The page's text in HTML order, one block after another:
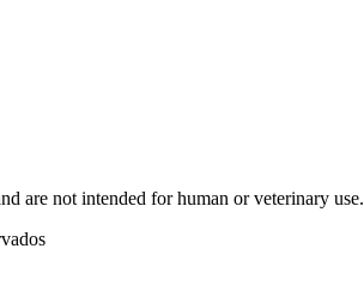
are not intended for human or veterinary use.